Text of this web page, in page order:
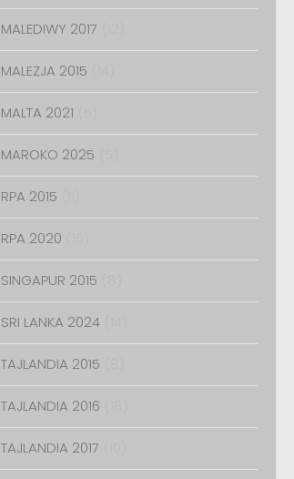
MALEDIWY 2017
MALEZJA 2015
MALTA 2021
MAROKO 2025
RPA 2015
RPA 2020
SINGAPUR 2015
SRI LANKA 2024
TAJLANDIA 2015
TAJLANDIA 2016
TAJLANDIA 2017